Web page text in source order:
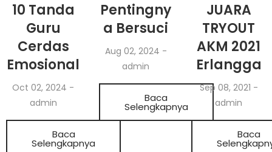
10 Tanda
Guru
Cerdas
Emosional
Oct 02, 2024 -
admin
Baca
Selengkapnya
Pentingny
a Bersuci
Aug 02, 2024 -
admin
Baca
Selengkapnya
JUARA
TRYOUT
AKM 2021
Erlangga
Sep 08, 2021 -
admin
Baca